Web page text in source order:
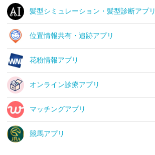
髪型シミュレーション・髪型診断アプリ
位置情報共有・追跡アプリ
花粉情報アプリ
オンライン診療アプリ
マッチングアプリ
競馬アプリ